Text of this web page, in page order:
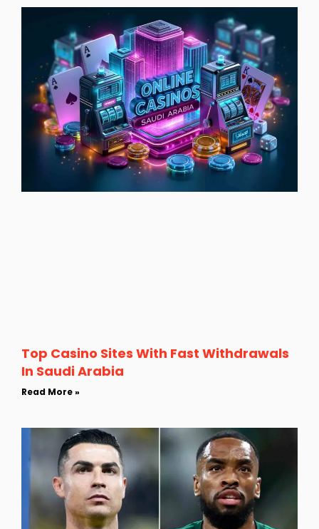
Top Casino Sites With Fast Withdrawals
In Saudi Arabia
Read More »